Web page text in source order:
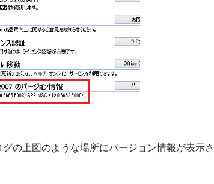
の上図のような場所にバージョン情報が表示さ